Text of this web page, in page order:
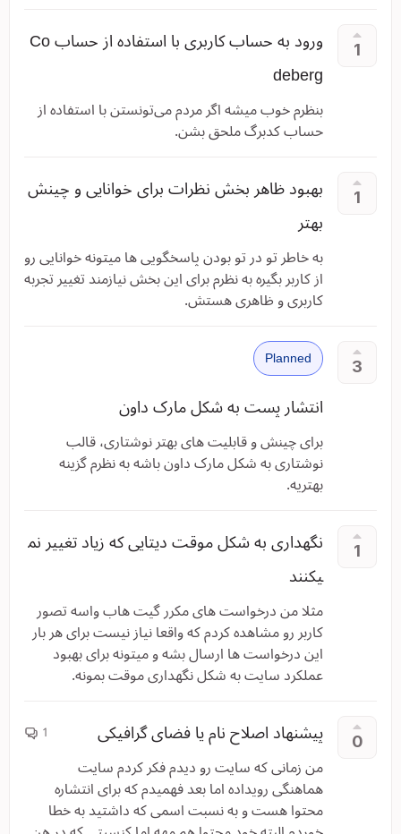
1
ورود به حساب کاربری با استفاده از حساب Co
deberg
بنظرم خوب میشه اگر مردم می‌تونستن با استفاده از
حساب کدبرگ ملحق بشن.
1
بهبود ظاهر بخش نظرات برای خوانایی و چینش
بهتر
به خاطر تو در تو بودن پاسخگویی ها میتونه خوانایی رو
از کاربر بگیره به نظرم برای این بخش نیازمند تغییر تجربه
کاربری و ظاهری هستش.
3
Planned
انتشار پست به شکل مارک داون
برای چینش و قابلیت های بهتر نوشتاری، قالب
نوشتاری به شکل مارک داون باشه به نظرم گزینه
بهتریه.
1
نگهداری به شکل موقت دیتایی که زیاد تغییر نم
یکنند
مثلا من درخواست های مکرر گیت هاب واسه تصور
کاربر رو مشاهده کردم که واقعا نیاز نیست برای هر بار
این درخواست ها ارسال بشه و میتونه برای بهبود
عملکرد سایت به شکل نگهداری موقت بمونه.
0 پیشنهاد اصلاح نام یا فضای گرافیکی 1
من زمانی که سایت رو دیدم فکر کردم سایت
هماهنگی رویداده اما بعد فهمیدم که برای انتشاره
محتوا هست و به نسبت اسمی که داشتید به خطا